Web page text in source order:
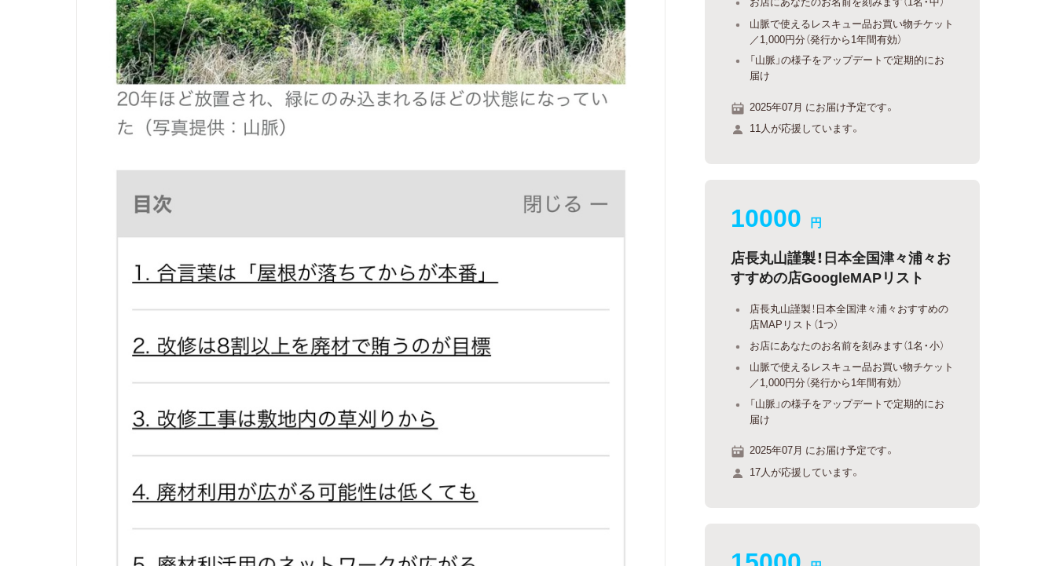
山脈で使えるレスキュー品お買い物チケット
／1,000円分（発行から1年間有効）
「山脈」の様子をアップデートで定期的にお
届け
2025年07月 にお届け予定です。
11人が応援しています。
10000 円
店長丸山謹製！日本全国津々浦々お
すすめの店GoogleMAPリスト
店長丸山謹製！日本全国津々浦々おすすめの
店MAPリスト（1つ）
お店にあなたのお名前を刻みます（1名・小）
山脈で使えるレスキュー品お買い物チケット
／1,000円分（発行から1年間有効）
「山脈」の様子をアップデートで定期的にお
届け
2025年07月 にお届け予定です。
17人が応援しています。